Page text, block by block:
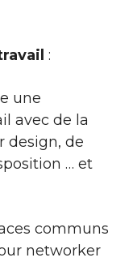
:
une
avec de la
design, de
… et
communs
networker